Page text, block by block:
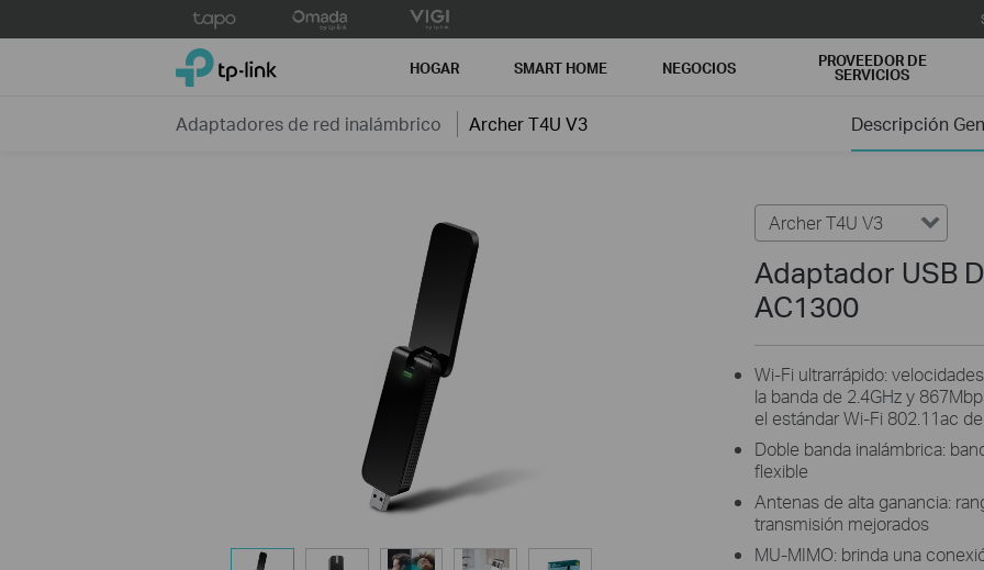
to
TP-Link, Reliably Smart HOGAR SMART HOME NEGOCIOS PROVEEDOR DE
SERVICIOS
Adaptadores de red inalámbrico Archer T4U V3 Descripción
Archer T4U V3
Adaptador USB
AC1300
Wi-Fi ultrarrápido:
la banda de 2.4GHz y
el estándar Wi-Fi 802.11ac
Doble banda inalámbrica:
flexible
Antenas de alta ganancia:
transmisión mejorados
MU-MIMO: brinda una